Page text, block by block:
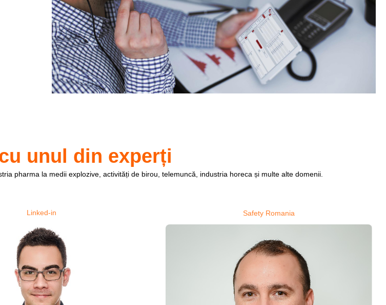
unul din experți
pharma la medii explozive, activități de birou, telemuncă, industria horeca și multe alte domenii.
Linked-in Safety Romania